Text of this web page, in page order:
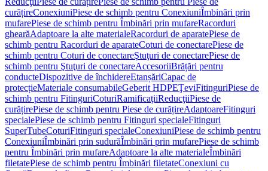
curățireConexiuniPiese de schimb pentru ConexiuniÎmbinări prin
mufarePiese de schimb pentru Îmbinări prin mufareRacorduri
ghearăAdaptoare la alte materialeRacorduri de aparatePiese de
schimb pentru Racorduri de aparateCoturi de conectarePiese de
schimb pentru Coturi de conectareŞtuţuri de conectarePiese de
schimb pentru Ştuţuri de conectareAccesoriiBrățări pentru
conducteDispozitive de închidereEtanșăriCapac de
protecțieMateriale consumabileGeberit HDPEŢeviFitinguriPiese de
schimb pentru FitinguriCoturiRamificaţiiReducţiiPiese de
curățirePiese de schimb pentru Piese de curățireAdaptoareFitinguri
specialePiese de schimb pentru Fitinguri specialeFitinguri
SuperTubeCoturiFitinguri specialeConexiuniPiese de schimb pentru
ConexiuniÎmbinări prin sudurăÎmbinări prin mufarePiese de schimb
pentru Îmbinări prin mufareAdaptoare la alte materialeÎmbinări
filetatePiese de schimb pentru Îmbinări filetateConexiuni cu